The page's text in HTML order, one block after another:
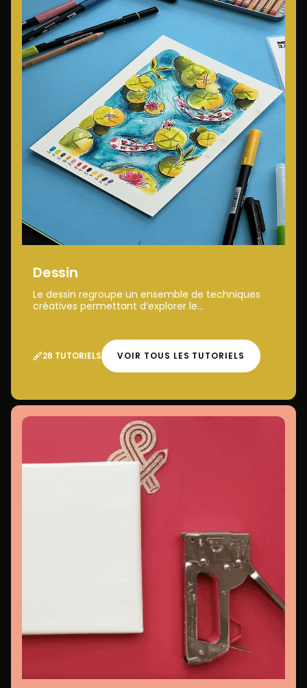
Dessin
Le dessin regroupe un ensemble de techniques
créatives permettant d’explorer le...
28 TUTORIELS VOIR TOUS LES TUTORIELS